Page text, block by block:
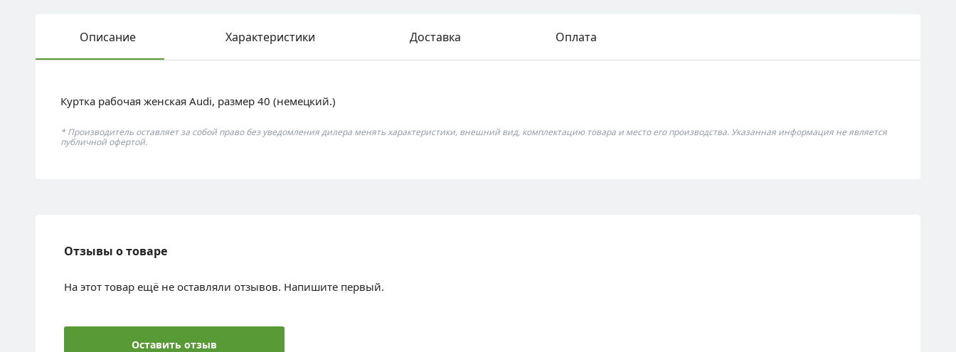
Описание Характеристики Доставка Оплата
Куртка рабочая женская Audi, размер 40 (немецкий.)
* Производитель оставляет за собой право без уведомления дилера менять характеристики, внешний вид, комплектацию товара и место его производства. Указанная информация не является
публичной офертой.
Отзывы о товаре
На этот товар ещё не оставляли отзывов. Напишите первый.
Оставить отзыв